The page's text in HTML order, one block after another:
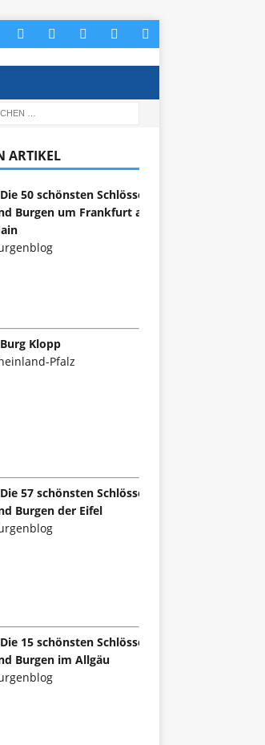
ARTIKEL
50 schönsten Schlösser
Burgen um Frankfurt am
Klopp
Pfalz
57 schönsten Schlösser
Burgen der Eifel
15 schönsten Schlösser
Burgen im Allgäu